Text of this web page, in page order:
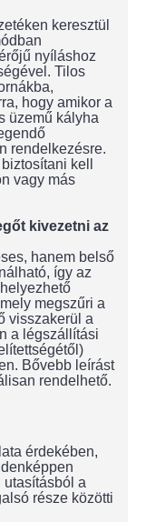
keresztül
nyíláshoz
Tilos
hogy amikor a
üzemű kályha
rendelkezésre.
kell
vagy más
kivezetni az
hanem belső
így az
megszűri a
visszakerül a
a légszállítási
Bővebb leírást
rendelhető.
érdekében,
a
része közötti